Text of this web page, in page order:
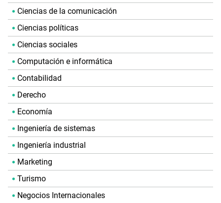
Ciencias de la comunicación
Ciencias políticas
Ciencias sociales
Computación e informática
Contabilidad
Derecho
Economía
Ingeniería de sistemas
Ingeniería industrial
Marketing
Turismo
Negocios Internacionales